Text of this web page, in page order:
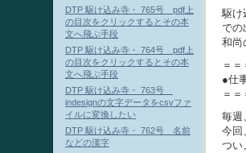
駆け
での
和尚
＝
●仕
＝
毎週
今回
つい
DTP 駆け込み寺・ 765号 pdf上
の目次をクリックするとその本
文へ飛ぶ手段
DTP 駆け込み寺・ 764号 pdf上
の目次をクリックするとその本
文へ飛ぶ手段
DTP 駆け込み寺・ 763号
indesignの文字データをcsvファ
イルに変換したい
DTP 駆け込み寺・ 762号 名前
などの漢字